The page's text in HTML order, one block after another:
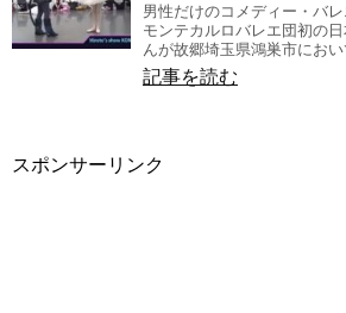
男性だけのコメディー・バ
モンテカルロバレエ団初の
んが故郷埼玉県鴻巣市にお
記事を読む
スポンサーリンク